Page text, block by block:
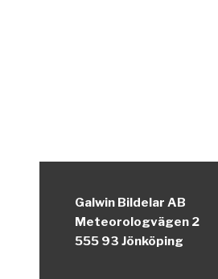
Galwin Bildelar AB
Meteorologvägen 2
555 93 Jönköping